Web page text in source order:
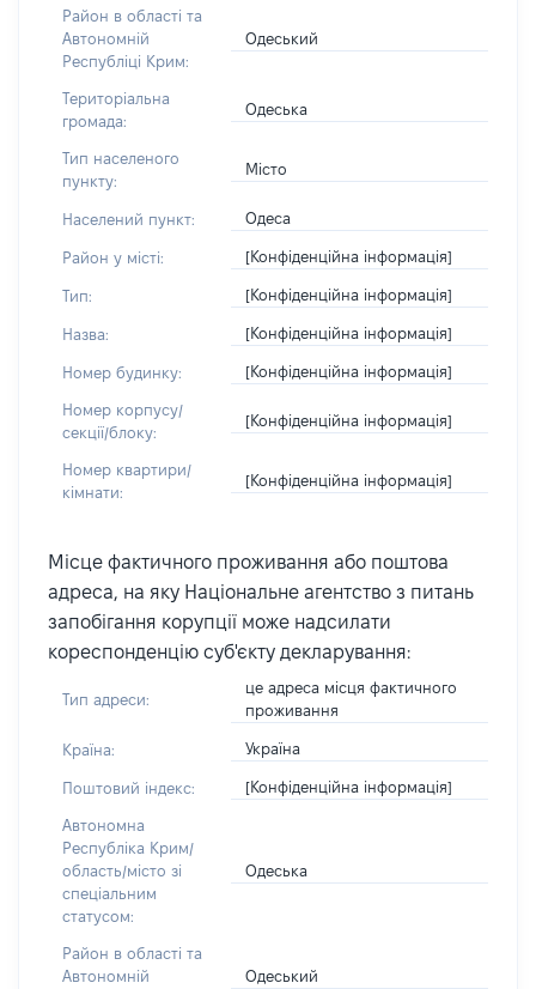
Район в області та
Автономній
Республіці Крим:
Одеський
Територіальна
громада:
Одеська
Тип населеного
пункту:
Місто
Населений пункт: Одеса
Район у місті: [Конфіденційна інформація]
Тип: [Конфіденційна інформація]
Назва: [Конфіденційна інформація]
Номер будинку: [Конфіденційна інформація]
Номер корпусу/
секції/блоку:
[Конфіденційна інформація]
Номер квартири/
кімнати:
[Конфіденційна інформація]
Місце фактичного проживання або поштова
адреса, на яку Національне агентство з питань
запобігання корупції може надсилати
кореспонденцію суб'єкту декларування:
Тип адреси:
це адреса місця фактичного
проживання
Країна: Україна
Поштовий індекс: [Конфіденційна інформація]
Автономна
Республіка Крим/
область/місто зі
спеціальним
статусом:
Одеська
Район в області та
Автономній
Одеський